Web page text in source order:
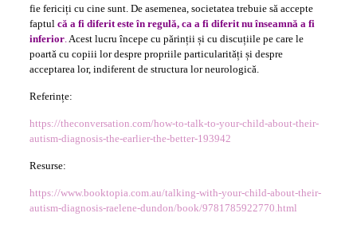
fie fericiți cu cine sunt. De asemenea, societatea trebuie să accepte
faptul că a fi diferit este în regulă, ca a fi diferit nu înseamnă a fi
inferior. Acest lucru începe cu părinții și cu discuțiile pe care le
poartă cu copiii lor despre propriile particularități și despre
acceptarea lor, indiferent de structura lor neurologică.
Referințe:
https://theconversation.com/how-to-talk-to-your-child-about-their-
autism-diagnosis-the-earlier-the-better-193942
Resurse:
https://www.booktopia.com.au/talking-with-your-child-about-their-
autism-diagnosis-raelene-dundon/book/9781785922770.html